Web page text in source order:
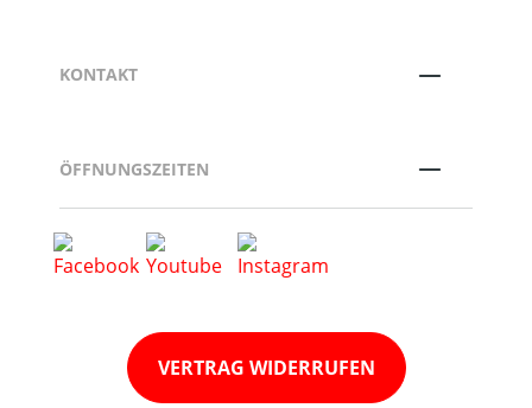
KONTAKT
ÖFFNUNGSZEITEN
VERTRAG WIDERRUFEN